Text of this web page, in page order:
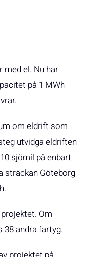
med el. Nu har
på 1 MWh
om eldrift som
utvidga eldriften
sjömil på enbart
sträckan Göteborg
Om
38 andra fartyg.